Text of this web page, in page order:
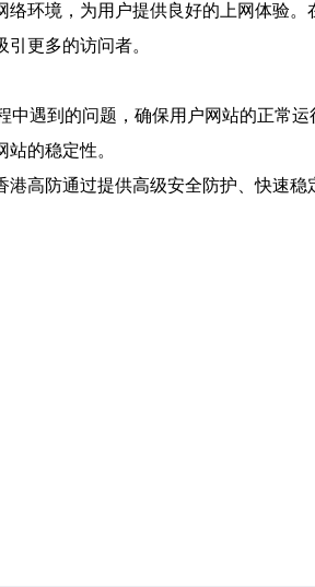
环境，为用户提供良好的上网体验
更多的访问者。
遇到的问题，确保用户网站的正常运
的稳定性。
高防通过提供高级安全防护、快速